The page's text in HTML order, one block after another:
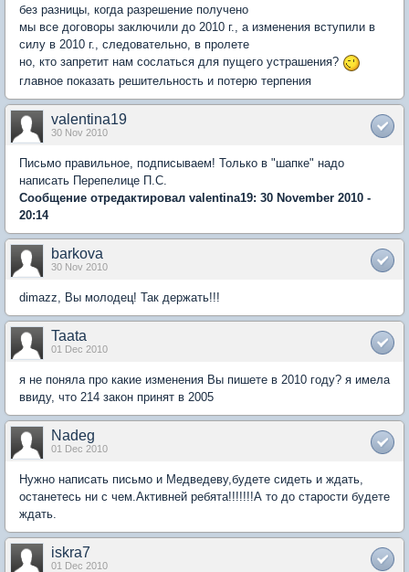
без разницы, когда разрешение получено
мы все договоры заключили до 2010 г., а изменения вступили в
силу в 2010 г., следовательно, в пролете
но, кто запретит нам сослаться для пущего устрашения?
главное показать решительность и потерю терпения
valentina19
30 Nov 2010
Письмо правильное, подписываем! Только в "шапке" надо
написать Перепелице П.С.
Сообщение отредактировал valentina19: 30 November 2010 -
20:14
barkova
30 Nov 2010
dimazz, Вы молодец! Так держать!!!
Taata
01 Dec 2010
я не поняла про какие изменения Вы пишете в 2010 году? я имела
ввиду, что 214 закон принят в 2005
Nadeg
01 Dec 2010
Нужно написать письмо и Медведеву,будете сидеть и ждать,
останетесь ни с чем.Активней ребята!!!!!!!А то до старости будете
ждать.
iskra7
01 Dec 2010